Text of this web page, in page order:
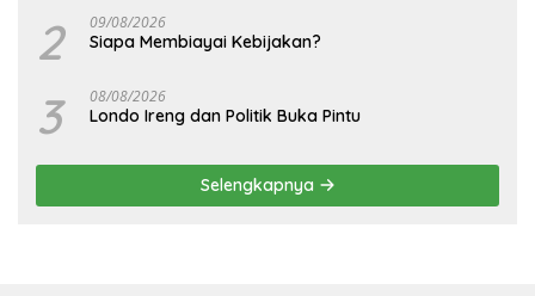
2 09/08/2026
Siapa Membiayai Kebijakan?
3 08/08/2026
Londo Ireng dan Politik Buka Pintu
Selengkapnya